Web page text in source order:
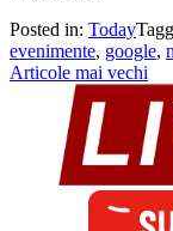
Posted in: Today
evenimente, google,
Navigare
articole
Articole mai vechi